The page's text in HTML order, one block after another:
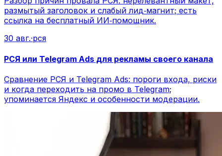
размытый заголовок и слабый лид‑магнит; есть
ссылка на бесплатный ИИ‑помощник.
30 авг.·рся
РСЯ или Telegram Ads для рекламы своего канала
Сравнение РСЯ и Telegram Ads: пороги входа, риски
и когда переходить на промо в Telegram;
упоминается Яндекс и особенности модерации.